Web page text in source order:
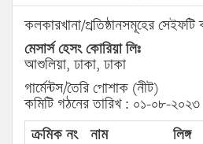
কলকারখানা/প্রতিষ্ঠানসমূহের
মেসার্স হেসং কোরিয়া লিঃ
আশুলিয়া, ঢাকা, ঢাকা
গার্মেন্টস/তৈরি পোশাক (নীট)
কমিটি গঠনের তারিখ : ০১-০৮-২০২৩
ক্রমিক নং
নাম লিঙ্গ